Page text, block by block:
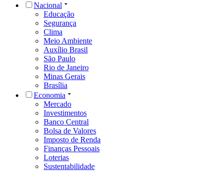
Nacional
Educação
Segurança
Clima
Meio Ambiente
Auxílio Brasil
São Paulo
Rio de Janeiro
Minas Gerais
Brasília
Economia
Mercado
Investimentos
Banco Central
Bolsa de Valores
Imposto de Renda
Finanças Pessoais
Loterias
Sustentabilidade